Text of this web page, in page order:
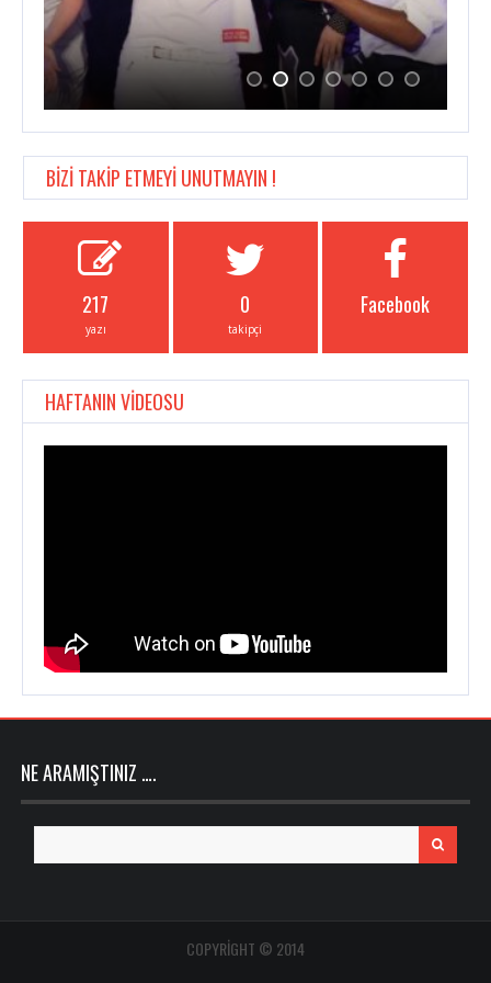
BİZİ TAKİP ETMEYİ UNUTMAYIN !
217
yazı
0
takipçi
Facebook
HAFTANIN VİDEOSU
NE ARAMIŞTINIZ ….
for:
COPYRIGHT © 2014